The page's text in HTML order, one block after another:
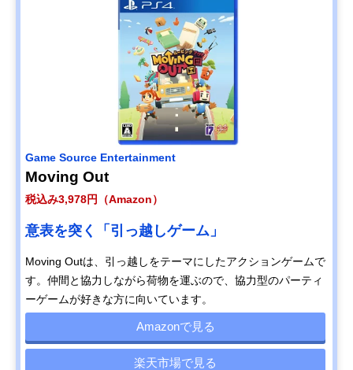
Game Source Entertainment
Moving Out
税込み3,978円（Amazon）
意表を突く「引っ越しゲーム」
Moving Outは、引っ越しをテーマにしたアクションゲームで
す。仲間と協力しながら荷物を運ぶので、協力型のパーティ
ーゲームが好きな方に向いています。
Amazonで見る
楽天市場で見る